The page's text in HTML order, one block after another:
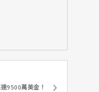
9500萬美金！